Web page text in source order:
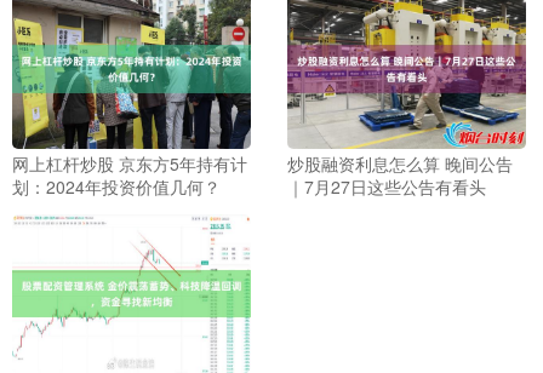
网上杠杆炒股 京东方5年持有计
划：2024年投资价值几何？
炒股融资利息怎么算 晚间公告
｜7月27日这些公告有看头